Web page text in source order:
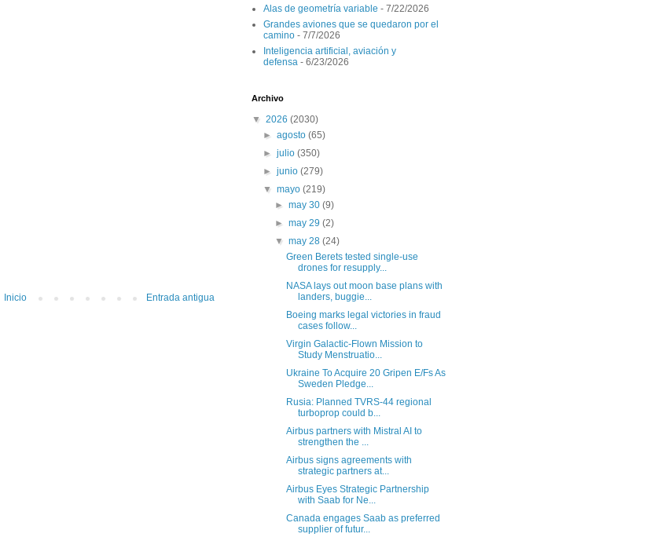
Entrada antigua
Inicio
Alas de geometría variable - 7/22/2026
Grandes aviones que se quedaron por el
camino - 7/7/2026
Inteligencia artificial, aviación y
defensa - 6/23/2026
Archivo
▼ 2026 (2030)
►agosto(65)
►julio(350)
►junio(279)
▼mayo(219)
► may 30 (9)
► may 29 (2)
▼ may 28 (24)
Green Berets tested single-use
drones for resupply...
NASA lays out moon base plans with
landers, buggie...
Boeing marks legal victories in fraud
cases follow...
Virgin Galactic-Flown Mission to
Study Menstruatio...
Ukraine To Acquire 20 Gripen E/Fs As
Sweden Pledge...
Rusia: Planned TVRS-44 regional
turboprop could b...
Airbus partners with Mistral AI to
strengthen the ...
Airbus signs agreements with
strategic partners at...
Airbus Eyes Strategic Partnership
with Saab for Ne...
Canada engages Saab as preferred
supplier of futur...